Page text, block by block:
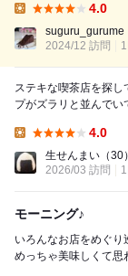
4.0
suguru_gurume
2024/12 訪問
ステキな喫茶店を探してた
プがズラリと並んでいてハチ
4.0
生せんまい （30）
2026/03 訪問
モーニング♪
いろんなお店をめぐり
めっちゃ美味しくて思